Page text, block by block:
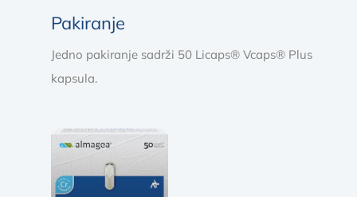
Pakiranje
Jedno pakiranje sadrži 50 Licaps® Vcaps® Plus
kapsula.